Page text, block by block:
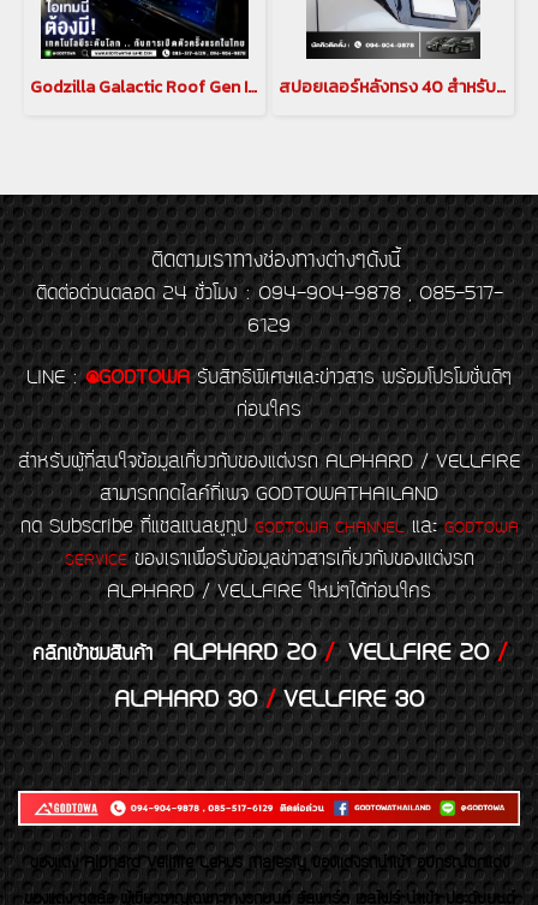
Godzilla Galactic Roof Gen II หลังคาดาวสำหรับ อัลพาร์ด เวลไฟร์ ALPHARD/VELLFIRE 20 รุ่นปี 2008-2014 , ALPHARD/VELLFIRE 30 รุ่นปี 2015-2023(copy)(copy) สปอยเลอร์หลังทรง 40 สำหรับ ALPHARD / VELLFIRE 30
ติดตามเราทางช่องทางต่างๆดังนี้
ติดต่อด่วนตลอด 24 ชั่วโมง : 094-904-9878 , 085-517-
6129
LINE : @GODTOWA รับสิทธิพิเศษและข่าวสาร พร้อมโปรโมชั่นดีๆ
ก่อนใคร
สำหรับผู้ที่สนใจข้อมูลเกี่ยวกับของแต่งรถ ALPHARD / VELLFIRE
สามารถกดไลค์ที่เพจ GODTOWATHAILAND
กด Subscribe ที่แชลแนลยูทูป GODTOWA CHANNELและGODTOWA
SERVICEของเราเพื่อรับข้อมูลข่าวสารเกี่ยวกับของแต่งรถ
ALPHARD / VELLFIRE ใหม่ๆได้ก่อนใคร
คลิกเข้าชมสินค้า ALPHARD 20/VELLFIRE 20/
ALPHARD 30/VELLFIRE 30
ของเเต่ง Alphard Vellfire Lexus Majesty ของเเต่งรถนำเข้า อุปกรณ์ตกแต่ง
ของแต่ง ชุดล้อ ผู้เชี่ยวชาญเฉพาะทางรถยนต์ อัลพาร์ด เวลไฟร์ นำเข้า ประดับยนต์